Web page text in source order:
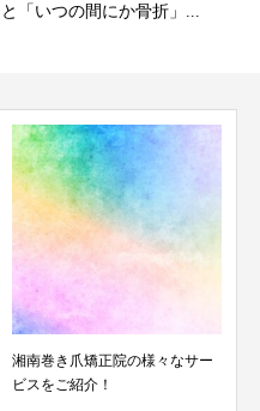
と「いつの間にか骨折」...
湘南巻き爪矯正院の様々なサー
ビスをご紹介！